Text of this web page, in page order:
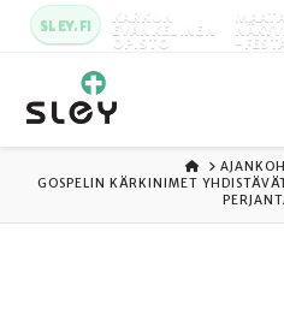
SLEY.FI KARKUN
EVANKELINEN
OPISTO
MAATA
-
ETUSIVU
GOSPELIN KÄRKINIMET